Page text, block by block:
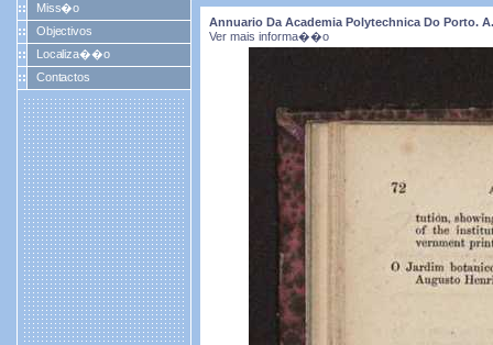
Miss�o
Objectivos
Localiza��o
Contactos
Annuario Da Academia Polytechnica Do Porto. A.
Ver mais informa��o